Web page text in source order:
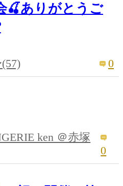
🍒ありがとうご
0
ken ＠赤塚
0